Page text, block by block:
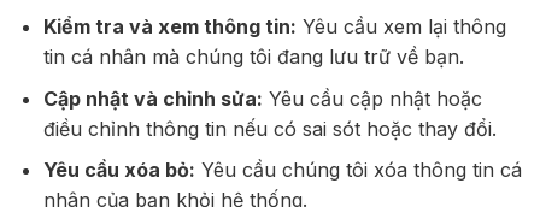
Kiểm tra và xem thông tin: Yêu cầu xem lại thông
tin cá nhân mà chúng tôi đang lưu trữ về bạn.
Cập nhật và chỉnh sửa: Yêu cầu cập nhật hoặc
điều chỉnh thông tin nếu có sai sót hoặc thay đổi.
Yêu cầu xóa bỏ: Yêu cầu chúng tôi xóa thông tin cá
nhân của bạn khỏi hệ thống.